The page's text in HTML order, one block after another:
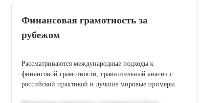
Финансовая грамотность за
рубежом
Рассматриваются международные подходы к
финансовой грамотности, сравнительный анализ с
российской практикой и лучшие мировые примеры.